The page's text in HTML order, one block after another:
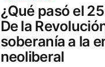
¿Qué pasó el
De la
soberanía a la
neoliberal